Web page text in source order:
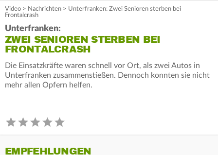
Video > Nachrichten > Unterfranken: Zwei Senioren sterben bei
Frontalcrash
Unterfranken:
ZWEI SENIOREN STERBEN BEI
FRONTALCRASH
Die Einsatzkräfte waren schnell vor Ort, als zwei Autos in
Unterfranken zusammenstießen. Dennoch konnten sie nicht
mehr allen Opfern helfen.
EMPFEHLUNGEN